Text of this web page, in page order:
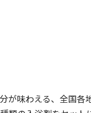
が味わえる、全国